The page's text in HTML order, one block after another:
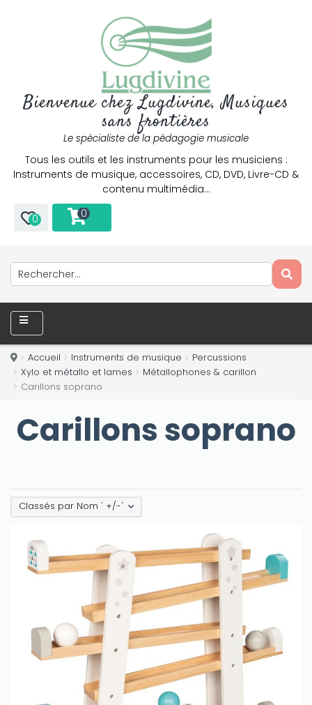
Bienvenue chez Lugdivine, Musiques
sans frontières
Le spécialiste de la pédagogie musicale
Tous les outils et les instruments pour les musiciens :
Instruments de musique, accessoires, CD, DVD, Livre-CD &
contenu multimédia…
0 0
Accueil Instruments de musique
Percussions
Xylo et métallo et lames
Métallophones & carillon
Carillons soprano
Carillons soprano
Classés par Nom ' +/-'